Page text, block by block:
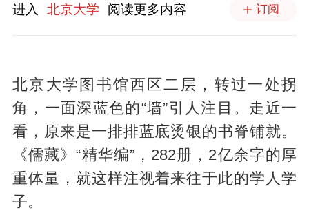
进入 北京大学 阅读更多内容 订阅
北京大学图书馆西区二层，转过一处拐
角，一面深蓝色的“墙”引人注目。走近一
看，原来是一排排蓝底烫银的书脊铺就。
《儒藏》“精华编”，282册，2亿余字的厚
重体量，就这样注视着来往于此的学人学
子。